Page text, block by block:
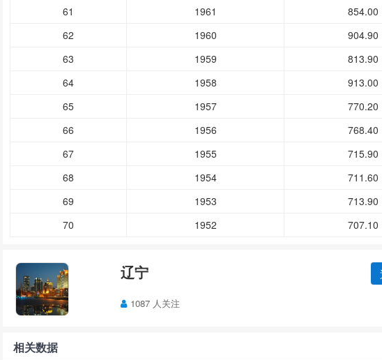
61 1961
854.00
62
1960
904.90
63
1959
813.90
64
1958
913.00
65
1957
770.20
66
1956
768.40
67
1955
715.90
68
1954
711.60
69
1953
713.90
70
1952 707.10
辽宁
1087 人关注
相关数据